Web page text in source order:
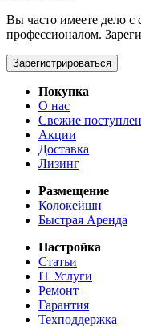
Вы часто имеете дело с
профессионалом.
Зарегистрироваться
Покупка
О нас
Свежие
Акции
Доставка
Лизинг
Размещение
Колокейшн
Быстрая Аренда
Настройка
Статьи
IT Услуги
Ремонт
Гарантия
Техподдержка